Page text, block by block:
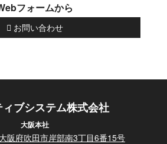
フォームから
お問い合わせ
ブシステム株式会社
大阪本社
阪府吹田市岸部南3丁目6番15号